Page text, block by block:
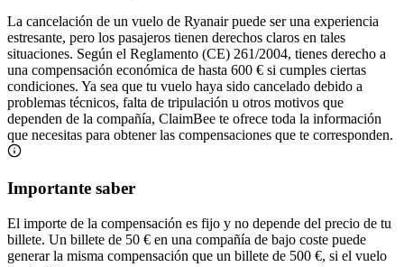
La cancelación de un vuelo de Ryanair puede ser una experiencia
estresante, pero los pasajeros tienen derechos claros en tales
situaciones. Según el Reglamento (CE) 261/2004, tienes derecho a
una compensación económica de hasta 600 € si cumples ciertas
condiciones. Ya sea que tu vuelo haya sido cancelado debido a
problemas técnicos, falta de tripulación u otros motivos que
dependen de la compañía, ClaimBee te ofrece toda la información
que necesitas para obtener las compensaciones que te corresponden.
Importante saber
El importe de la compensación es fijo y no depende del precio de tu
billete. Un billete de 50 € en una compañía de bajo coste puede
generar la misma compensación que un billete de 500 €, si el vuelo